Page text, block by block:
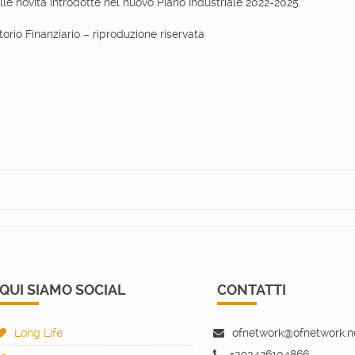
novità introdotte nel nuovo Piano Industriale 2022-2025.
Finanziario – riproduzione riservata
QUI SIAMO SOCIAL
Long Life
CONTATTI